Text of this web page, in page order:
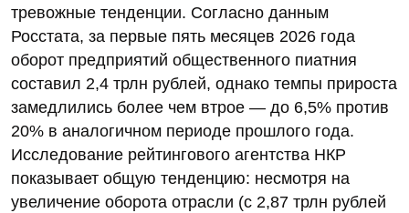
тревожные тенденции. Согласно данным
Росстата, за первые пять месяцев 2026 года
оборот предприятий общественного пиатния
составил 2,4 трлн рублей, однако темпы прироста
замедлились более чем втрое — до 6,5% против
20% в аналогичном периоде прошлого года.
Исследование рейтингового агентства НКР
показывает общую тенденцию: несмотря на
увеличение оборота отрасли (с 2,87 трлн рублей